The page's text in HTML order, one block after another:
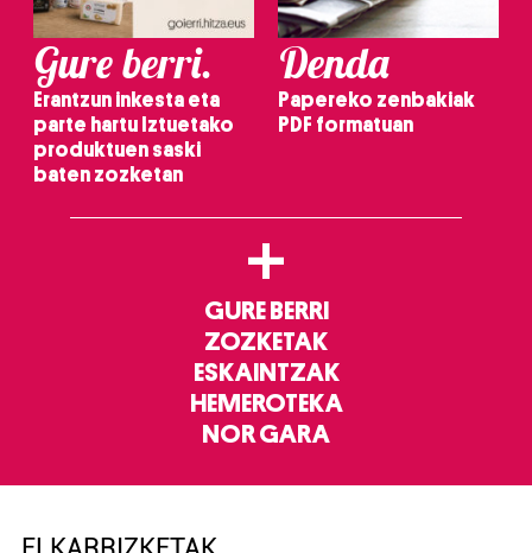
Gure berri.
Erantzun inkesta eta
parte hartu Iztuetako
produktuen saski
baten zozketan
Denda
Papereko zenbakiak
PDF formatuan
+
GURE BERRI
ZOZKETAK
ESKAINTZAK
HEMEROTEKA
NOR GARA